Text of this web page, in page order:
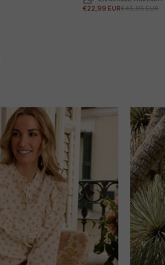
PRIX PROMOTIONNEL
€22,99 EURPRIX NORMAL
€45,95 EUR